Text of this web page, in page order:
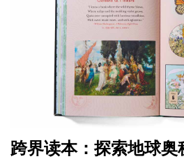
跨界读本：探索地球奥